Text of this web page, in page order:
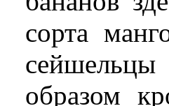
сорта
образом